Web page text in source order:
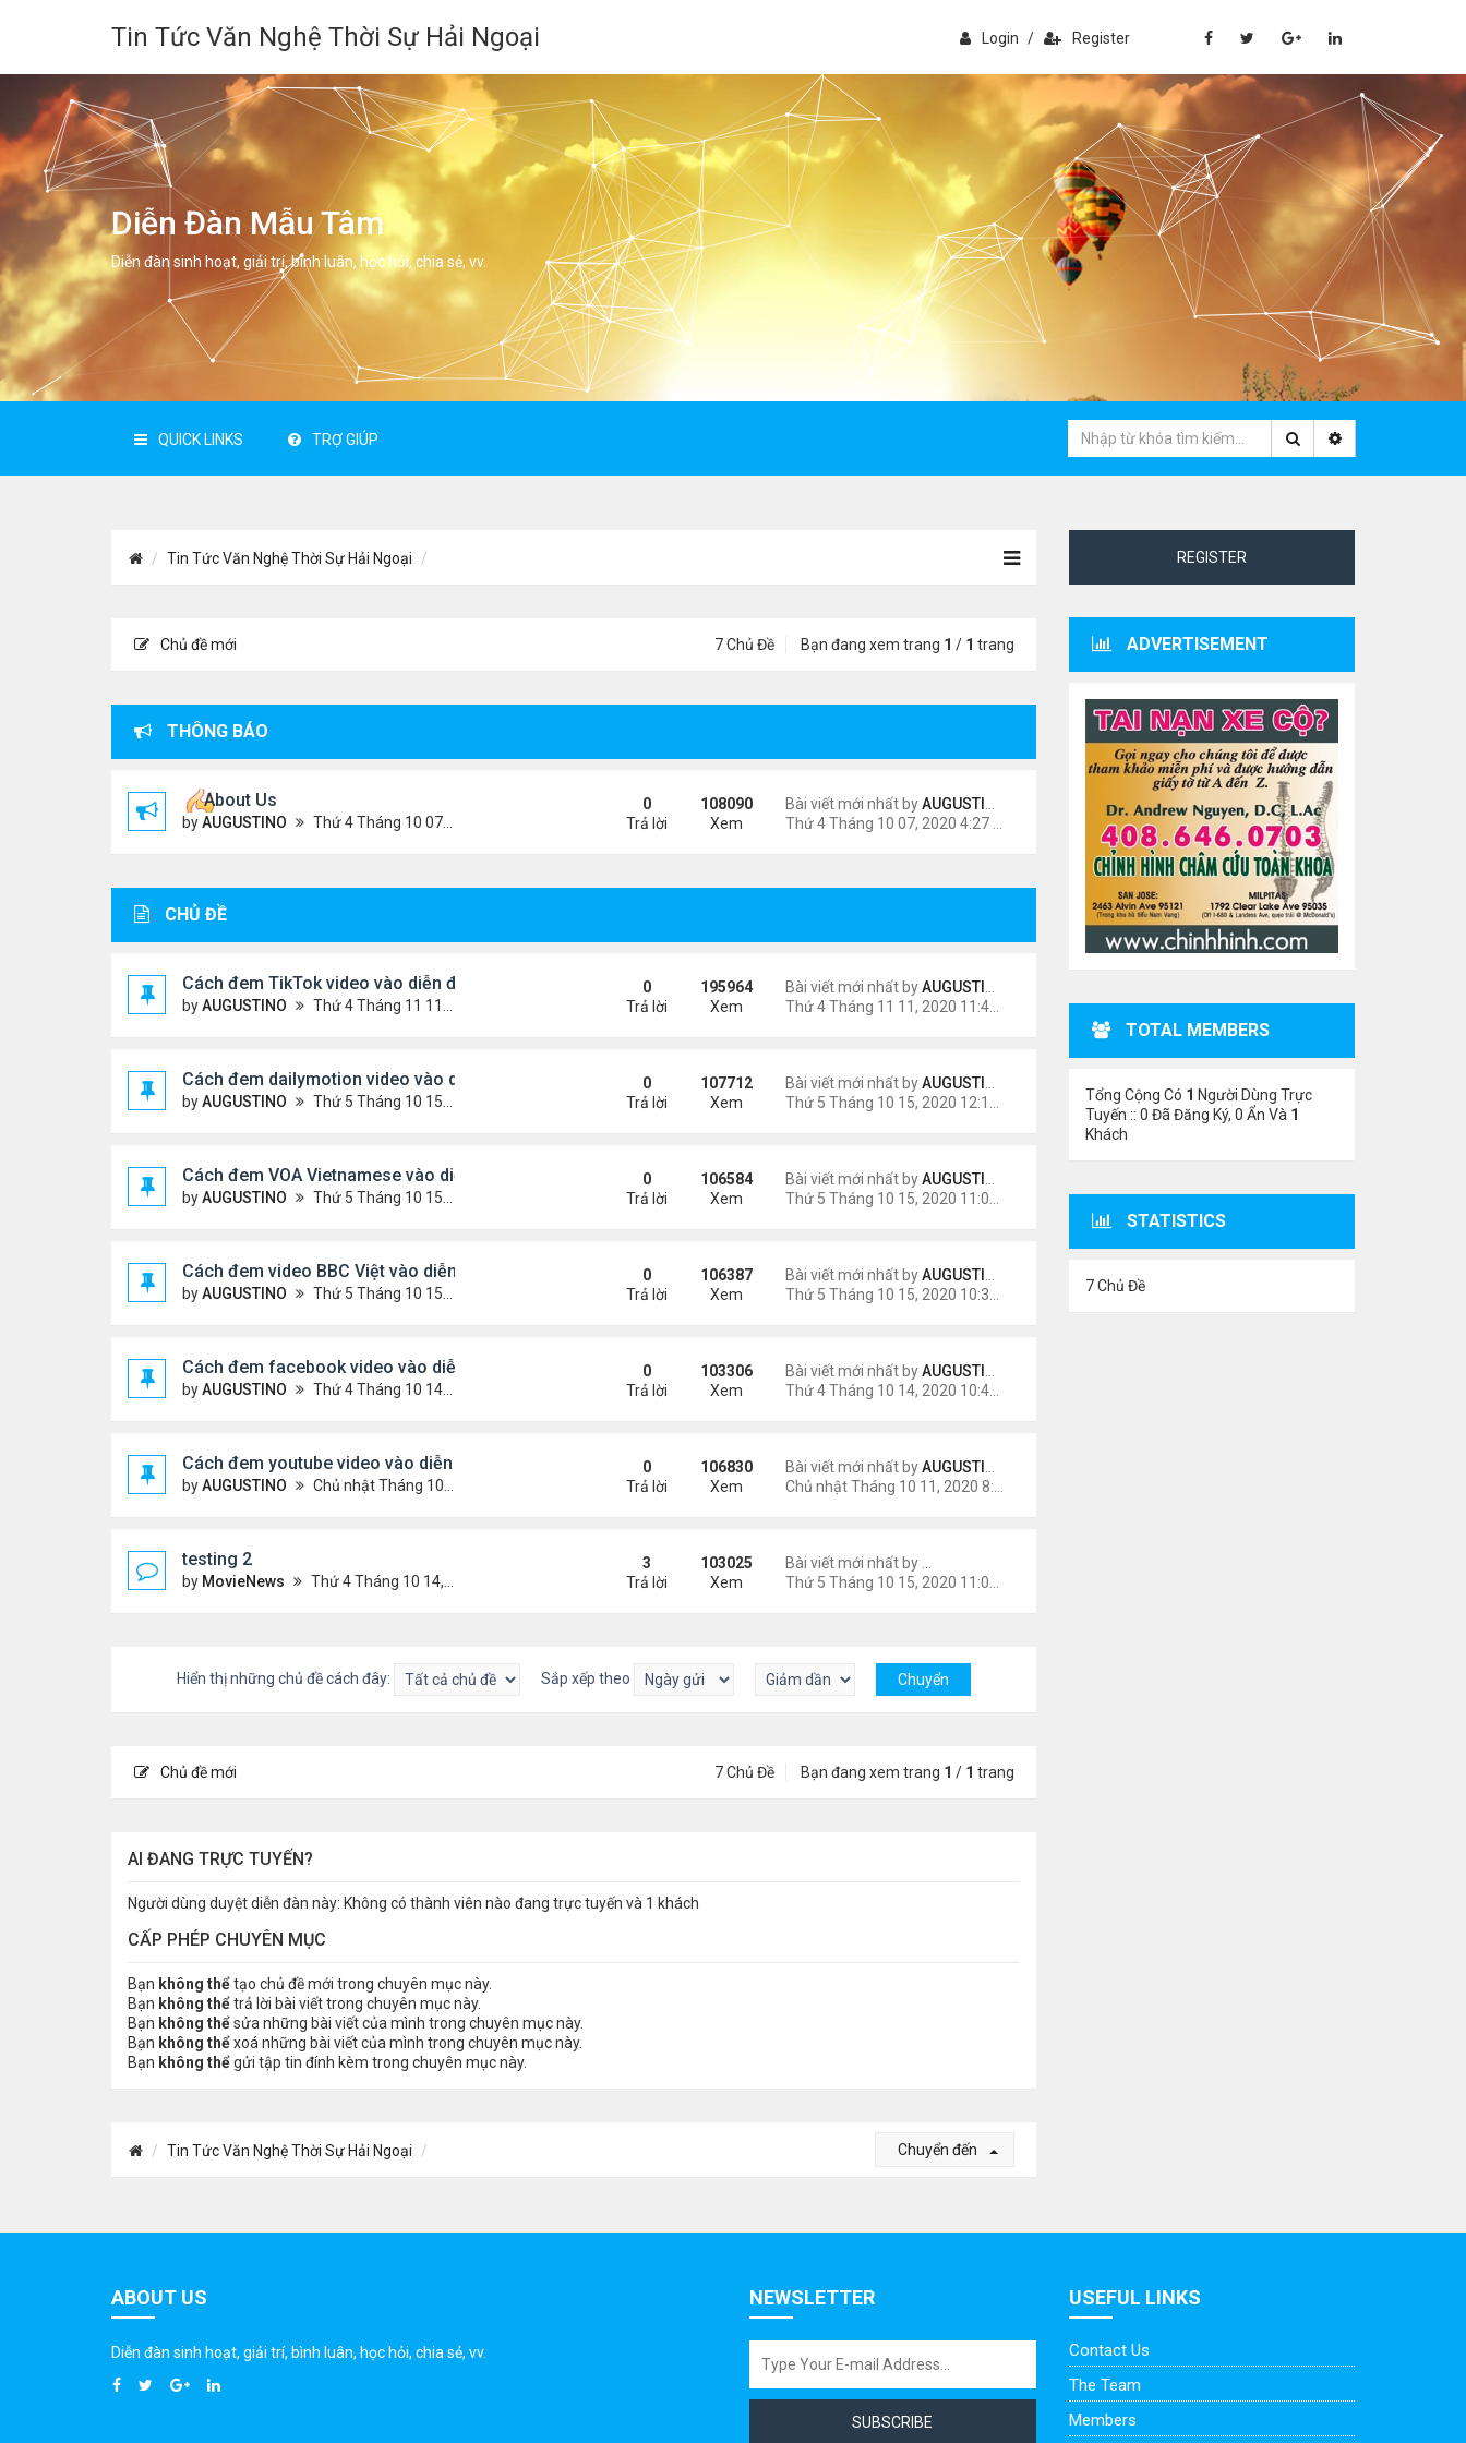
Tin Tức Văn Nghệ Thời Sự Hải Ngoại Login / Register
Diễn Đàn Mẫu Tâm
Diễn đàn sinh hoạt, giải trí, bình luân, học hỏi, chia sẻ, vv.
QUICK LINKS TRỢ GIÚP
Tin Tức Văn Nghệ Thời Sự Hải Ngoại
Chủ đề mới 7 Chủ Đề Bạn đang xem trang 1 / 1 trang
THÔNG BÁO
About Us
byAUGUSTINO Thứ 4 Tháng 10 07, 2020 4:27 pm
Bài viết mới nhất byAUGUSTINO
0
Trả lời
108090
Xem
CHỦ ĐỀ
Cách đem TikTok video vào diễn đàn
byAUGUSTINO Thứ 4 Tháng 11 11, 2020 11:44 am
Bài viết mới nhất byAUGUSTINO
Thứ 4 Tháng 11 11, 2020 11:44 am
0
Trả lời
195964
Xem
Cách đem dailymotion video vào diễn đàn
byAUGUSTINO Thứ 5 Tháng 10 15, 2020 12:14 pm
Bài viết mới nhất byAUGUSTINO
0
Trả lời
107712
Xem
Cách đem VOA Vietnamese vào diễn đàn
byAUGUSTINO Thứ 5 Tháng 10 15, 2020 11:08 am
Bài viết mới nhất byAUGUSTINO
0
Trả lời
106584
Xem
Cách đem video BBC Việt vào diễn đàn
byAUGUSTINO Thứ 5 Tháng 10 15, 2020 10:34 am
Bài viết mới nhất byAUGUSTINO
0
Trả lời
106387
Xem
Cách đem facebook video vào diễn đàn
byAUGUSTINO Thứ 4 Tháng 10 14, 2020 10:42 pm
Bài viết mới nhất byAUGUSTINO
Thứ 4 Tháng 10 14, 2020 10:42 pm
0
Trả lời
103306
Xem
Cách đem youtube video vào diễn đàn
byAUGUSTINO Chủ nhật Tháng 10 11, 2020 8:50 pm
Bài viết mới nhất byAUGUSTINO
0
Trả lời
106830
Xem
testing 2
by MovieNews Thứ 4 Tháng 10 14, 2020 10:16 pm
3
Trả lời
103025
Xem
Hiển thị những chủ đề cách đây: Sắp xếp theo
Chủ đề mới 7 Chủ Đề Bạn đang xem trang 1 / 1 trang
AI ĐANG TRỰC TUYẾN?
Người dùng duyệt diễn đàn này: Không có thành viên nào đang trực tuyến và 1 khách
CẤP PHÉP CHUYÊN MỤC
Bạn không thểtạo chủ đề mới trong chuyên mục này.
Bạn không thểtrả lời bài viết trong chuyên mục này.
Bạn không thểsửa những bài viết của mình trong chuyên mục này.
Bạn không thểxoá những bài viết của mình trong chuyên mục này.
Bạn không thểgửi tập tin đính kèm trong chuyên mục này.
Tin Tức Văn Nghệ Thời Sự Hải Ngoại Chuyển đến
REGISTER
ADVERTISEMENT
TOTAL MEMBERS
Tổng Cộng Có 1 Người Dùng Trực
Tuyến :: 0 Đã Đăng Ký, 0 Ẩn Và 1
Khách
STATISTICS
7 Chủ Đề
ABOUT US
Diễn đàn sinh hoạt, giải trí, bình luân, học hỏi, chia sẻ, vv.
NEWSLETTER
SUBSCRIBE
USEFUL LINKS
Contact Us
The Team
Members